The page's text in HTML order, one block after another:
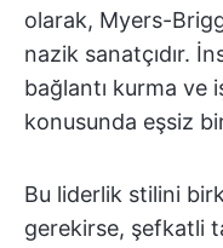
olarak, Myers-
nazik sanatçıdır.
bağlantı kurma ve
konusunda eşsiz
Bu liderlik stilini
gerekirse, şefkatli